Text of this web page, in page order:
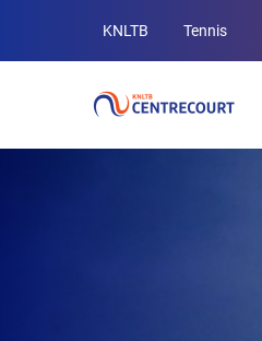
Overige
KNLTB
websites
KNLTB Tennis